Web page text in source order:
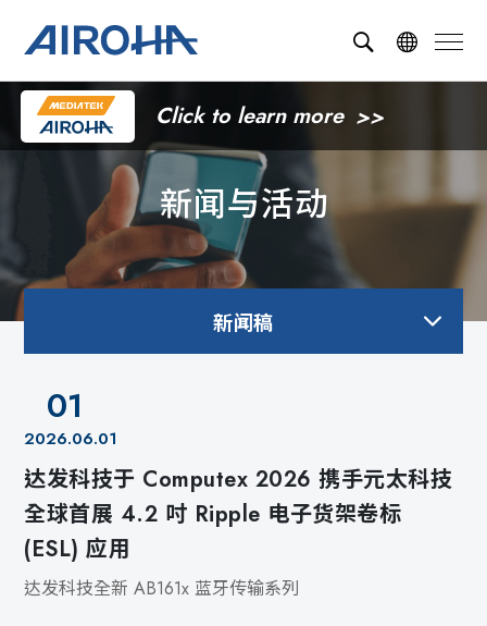
Click to learn more
新闻与活动
新闻稿
01
2026.06.01
达发科技于 Computex 2026 携手元太科技
全球首展 4.2 吋 Ripple 电子货架卷标
(ESL) 应用
达发科技全新 AB161x 蓝牙传输系列